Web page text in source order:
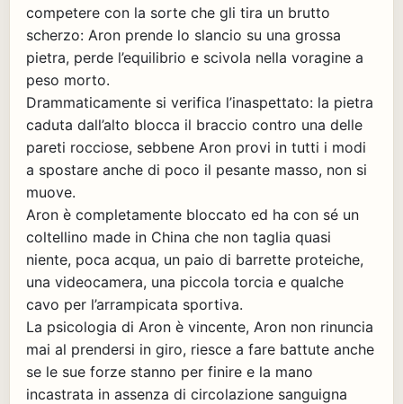
competere con la sorte che gli tira un brutto
scherzo: Aron prende lo slancio su una grossa
pietra, perde l’equilibrio e scivola nella voragine a
peso morto.
Drammaticamente si verifica l’inaspettato: la pietra
caduta dall’alto blocca il braccio contro una delle
pareti rocciose, sebbene Aron provi in tutti i modi
a spostare anche di poco il pesante masso, non si
muove.
Aron è completamente bloccato ed ha con sé un
coltellino made in China che non taglia quasi
niente, poca acqua, un paio di barrette proteiche,
una videocamera, una piccola torcia e qualche
cavo per l’arrampicata sportiva.
La psicologia di Aron è vincente, Aron non rinuncia
mai al prendersi in giro, riesce a fare battute anche
se le sue forze stanno per finire e la mano
incastrata in assenza di circolazione sanguigna